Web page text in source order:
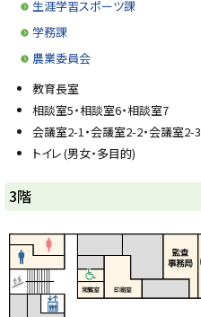
生涯学習スポーツ課
学務課
農業委員会
教育長室
相談室5・相談室6・相談室7
会議室2-1・会議室2-2・会議室2-3
トイレ (男女・多目的)
ト
ッ
プ
に
戻
3階